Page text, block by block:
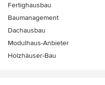
Fertighausbau
Baumanagement
Dachausbau
Modulhaus-Anbieter
Holzhäuser-Bau